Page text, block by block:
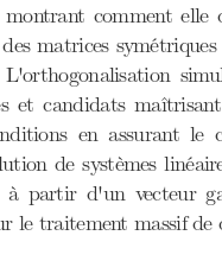
comment elle
matrices
et candidats
en assurant le
de systèmes
à partir d'un vecteur
le traitement massif de